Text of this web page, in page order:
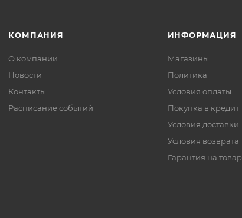
КОМПАНИЯ
О компании
Новости
Контакты
Расписание событий
ИНФОРМАЦИЯ
Магазины
Политика
Условия оплаты
Покупка в кредит
Условия доставки
Условия возврата
Гарантия на товар